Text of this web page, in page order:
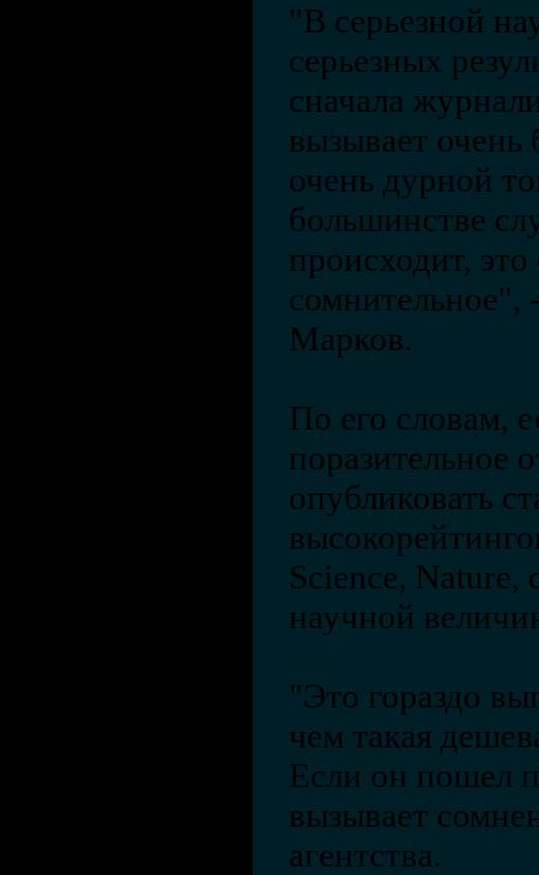
"В серьезной
серьезных
сначала
вызывает
очень дурной
большинстве
происходит,
сомнительное",
Марков.
По его словам,
поразительное
опубликовать
Science, Nature,
научной
"Это гораздо
чем такая
Если он пошел
вызывает
агентства.